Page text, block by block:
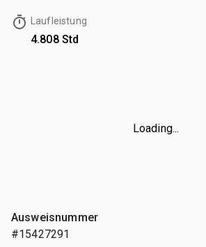
Laufleistung
4.808 Std
Loading...
Ausweisnummer
#15427291